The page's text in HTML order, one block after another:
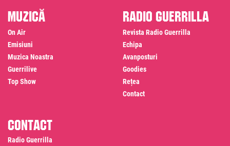
Muzică
On Air
Emisiuni
Muzica Noastra
Guerrilive
Top Show
Radio Guerrilla
Revista Radio Guerrilla
Echipa
Avanposturi
Goodies
Rețea
Contact
Contact
Radio Guerrilla